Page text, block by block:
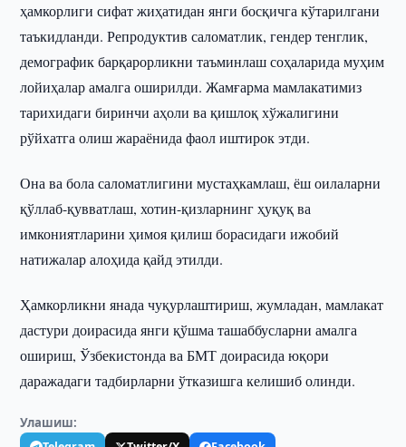
ҳамкорлиги сифат жиҳатидан янги босқичга кўтарилгани
таъкидланди. Репродуктив саломатлик, гендер тенглик,
демографик барқарорликни таъминлаш соҳаларида муҳим
лойиҳалар амалга оширилди. Жамғарма мамлакатимиз
тарихидаги биринчи аҳоли ва қишлоқ хўжалигини
рўйхатга олиш жараёнида фаол иштирок этди.
Она ва бола саломатлигини мустаҳкамлаш, ёш оилаларни
қўллаб-қувватлаш, хотин-қизларнинг ҳуқуқ ва
имкониятларини ҳимоя қилиш борасидаги ижобий
натижалар алоҳида қайд этилди.
Ҳамкорликни янада чуқурлаштириш, жумладан, мамлакат
дастури доирасида янги қўшма ташаббусларни амалга
ошириш, Ўзбекистонда ва БМТ доирасида юқори
даражадаги тадбирларни ўтказишга келишиб олинди.
Улашиш: